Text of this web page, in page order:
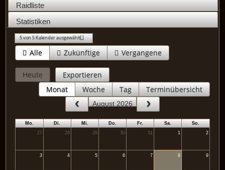
Raidliste
Statistiken
5 von 5 Kalender ausgewählt
Alle Zukünftige Vergangene
Heute
Exportieren
Monat
Woche Tag Terminübersicht
August 2026
Mo. Di. Mi. Do. Fr. Sa.
So.
27
28 29 30 31 1 2
3 4 5 6 7 8 9